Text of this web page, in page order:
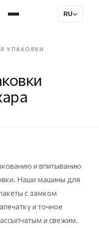
RU
УПАКОВКИ
и впитыванию
Наши машины для
с замком
и точное
и свежим.